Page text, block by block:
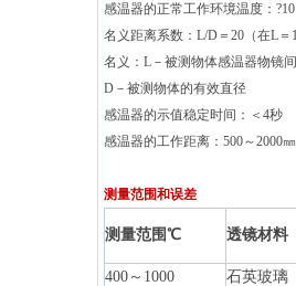
感温器的正常工作环境温度：
名义距离系数：L/D＝20（在L＝
名义：L－被测物体感温器物镜
D－被测物体的有效直径
感温器的示值稳定时间：＜4秒
感温器的工作距离：500～2000㎜
测量范围和误差
测量范围℃ 透镜材料
400～1000
石英玻璃